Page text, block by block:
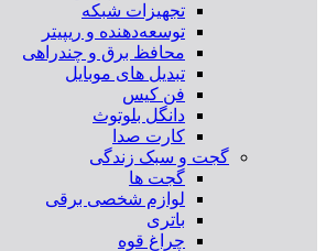
تجهیزات شبکه
توسعه‌دهنده و ریپیتر
محافظ برق و چندراهی
تبدیل های موبایل
فن کیس
دانگل بلوتوث
کارت صدا
گجت و سبک زندگی
گجت ها
لوازم شخصی برقی
باتری
چراغ قوه